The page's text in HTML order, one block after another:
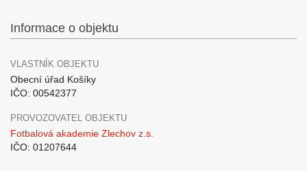
Informace o objektu
VLASTNÍK OBJEKTU
Obecní úřad Košíky
IČO: 00542377
PROVOZOVATEL OBJEKTU
Fotbalová akademie Zlechov z.s.
IČO: 01207644